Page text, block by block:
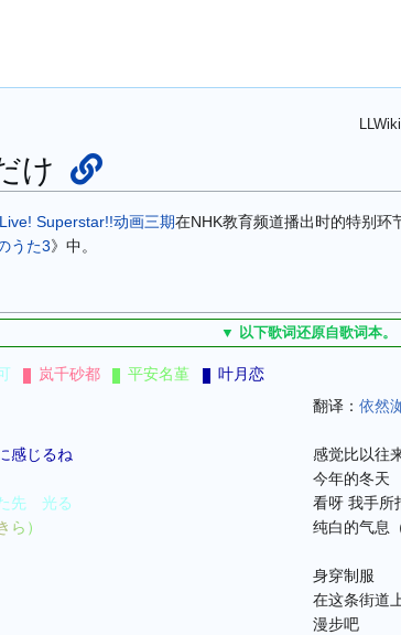
け
Superstar!!动画三期在NHK教育频道播出时的特别环
うた3》中。
▼ 以下歌词还原自歌词本。
岚千砂都 平安名堇
叶月恋
翻译： 依然
感じるね
感觉比以往
今年的冬天
先　光る
看呀 我手所
ら） 纯白的气息
身穿制服
在这条街道
漫步吧